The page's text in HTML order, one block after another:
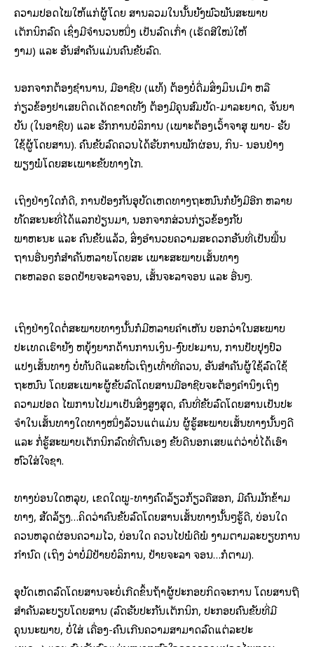
ຄວາມປອດໄພໃຫ້ແກ່ຜູ້ໂດຍ ສານລວມໃນນັ້ນຍັງພົວພັນສະພາບ
ເຕັກນິກລົດ ເຊິ່ງມີຈໍານວນໜຶ່ງ ເປັນລົດເກົ່າ (ເຮັດສີໃໝ່ໃຫ້
ງາມ) ແລະ ອັນສໍາຄັນແມ່ນຄົນຂັບລົດ.
ນອກຈາກຕ້ອງຊໍານານ, ມືອາຊີບ (ແທ້) ຕ້ອງບໍ່ດື່ມສິ່ງມຶນເມົາ ຫລື
ກ່ຽວຂ້ອງຢາເສຍຕິດເດັດຂາດທັງ ຕ້ອງມີຄຸນສົມບັດ-ມາລະຍາດ, ຈັນຍາ
ບັນ (ໃນອາຊີບ) ແລະ ຮັກການບໍລິການ (ເພາະຕ້ອງເວົ້າຈາສຸ ພາບ- ຮັບ
ໃຊ້ຜູ້ໂດຍສານ). ຄົນຂັບລົດຄວນໄດ້ຮັບການພັກຜ່ອນ, ກິນ- ນອນຢ່າງ
ພຽງພໍໂດຍສະເພາະຂັບທາງໄກ.
ເຖິງຢ່າງໃດກໍດີ, ການປ້ອງກັນອຸບັດເຫດທາງຖະໜົນກໍຍັງມີອີກ ຫລາຍ
ທັດສະນະທີ່ໄດ້ແລກປ່ຽນມາ, ນອກຈາກສ່ວນກ່ຽວຂ້ອງກັບ
ພາຫະນະ ແລະ ຄົນຂັບແລ້ວ, ສິ່ງອໍານວຍຄວາມສະດວກອັນທີ່ເປັນພື້ນ
ຖານອື່ນໆກໍສໍາຄັນຫລາຍໂດຍສະ ເພາະສະພາບເສັ້ນທາງ
ຕະຫລອດ ຮອດປ້າຍຈະລາຈອນ, ເສັ້ນຈະລາຈອນ ແລະ ອື່ນໆ.
ເຖິງຢ່າງໃດຕໍ່ສະພາບທາງນັ້ນກໍມີຫລາຍຄໍາເຫັນ ບອກວ່າໃນສະພາບ
ປະເທດເຮົາຍັງ ຫຍຸ້ງຍາກດ້ານການເງິນ-ງົບປະມານ, ການປັບປຸງປົວ
ແປງເສັ້ນທາງ ບໍ່ທັນດີແລະທົ່ວເຖິງເທົ່າທີ່ຄວນ, ອັນສໍາຄັນຜູ້ໃຊ້ລົດໃຊ້
ຖະໜົນ ໂດຍສະເພາະຜູ້ຂັບລົດໂດຍສານມືອາຊີບຈະຕ້ອງຄໍານຶງເຖິງ
ຄວາມປອດ ໄພການໄປມາເປັນສິ່ງສູງສຸດ, ຄົນທີ່ຂັບລົດໂດຍສານເປັນປະ
ຈໍາໃນເສັ້ນທາງໃດທາງໜຶ່ງລ້ວນແຕ່ແມ່ນ ຜູ້ຮູ້ສະພາບເສັ້ນທາງນັ້ນໆດີ
ແລະ ກໍ່ຮູ້ສະພາບເຕັກນິກລົດທີ່ຕົນເອງ ຂັບດີນອກເສຍແຕ່ວ່າບໍ່ໄດ້ເອົາ
ຫົວໃສ່ໃຈຊາ.
ທາງບ່ອນໃດຫລຸບ, ເຂດໃດພູ-ທາງຄົດລ້ຽວກ້ຽວຄືສອກ, ມີຄົນມັກຂ້າມ
ທາງ, ສັດລ້ຽງ…ຄິດວ່າຄົນຂັບລົດໂດຍສານເສັ້ນທາງນັ້ນໆຮູ້ດີ, ບ່ອນໃດ
ຄວນຫລຸດຜ່ອນຄວາມໄວ, ບ່ອນໃດ ຄວນໄປພໍດີພໍ ງາມຕາມລະບຽບການ
ກໍານົດ (ເຖິງ ວ່າບໍ່ມີປ້າຍບໍລິການ, ປ້າຍຈະລາ ຈອນ…ກໍຕາມ).
ອຸບັດເຫດລົດໂດຍສານຈະບໍ່ເກີດຂຶ້ນຖ້າຜູ້ປະກອບກິດຈະການ ໂດຍສານຖື
ສໍາຄັນລະບຽບໂດຍສານ (ລົດຮັບປະກັນເຕັກນິກ, ປະກອບຄົນຂັບທີ່ມີ
ຄຸນນະພາບ, ບໍ່ໃສ່ ເຄື່ອງ-ຄົນເກີນຄວາມສາມາດລົດແຕ່ລະປະ